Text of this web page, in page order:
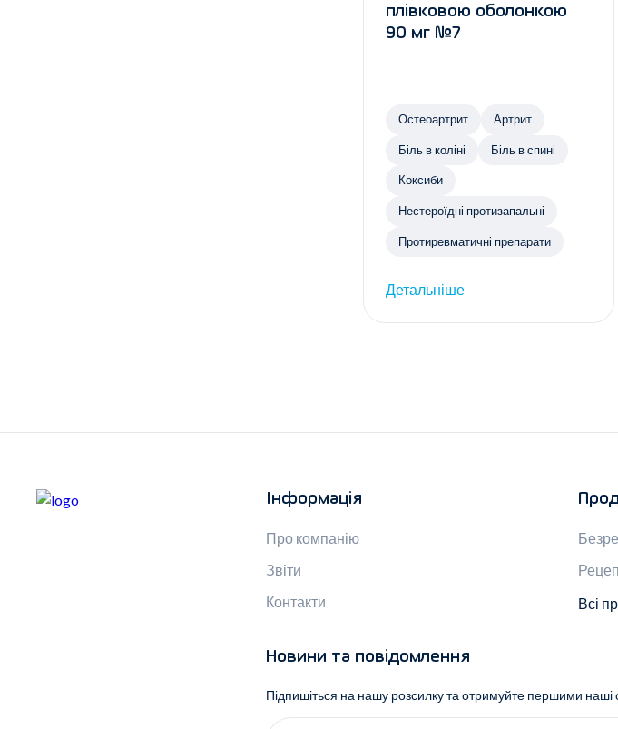
плівковою оболонкою
90 мг №7
Остеоартрит Артрит
Біль в коліні Біль в спині
Коксиби
Нестероїдні протизапальні
Протиревматичні препарати
Детальніше
Інформація
Про компанію
Звіти
Контакти
Всі
Новини та повідомлення
Підпишіться на нашу розсилку та отримуйте першими